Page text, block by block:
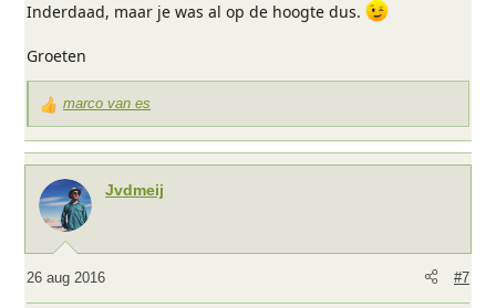
:
Inderdaad, maar je was al op de hoogte dus.
Groeten
W
a
d
e
marco van es
Jvdmeij
26 aug 2016 #7